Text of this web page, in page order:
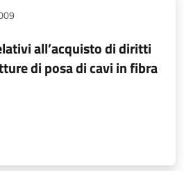
all’acquisto di diritti
di posa di cavi in fibra